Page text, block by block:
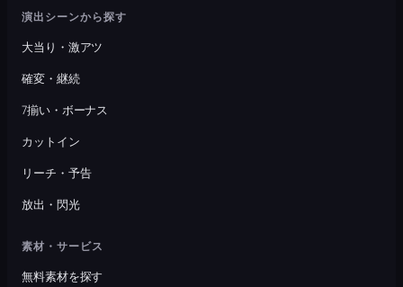
演出シーンから探す
大当り・激アツ
確変・継続
7揃い・ボーナス
カットイン
リーチ・予告
放出・閃光
素材・サービス
無料素材を探す